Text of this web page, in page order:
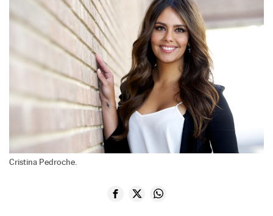
Cristina Pedroche.